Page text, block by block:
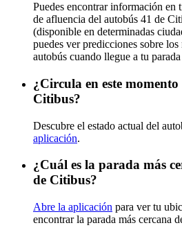
Puedes encontrar información en
de afluencia del autobús 41 de
(disponible en determinadas
puedes ver predicciones sobre
autobús cuando llegue a tu
¿Circula en este
Citibus?
Descubre el estado actual del
aplicación.
¿Cuál es la parada más
de Citibus?
Abre la aplicación para ver tu
encontrar la parada más cercana